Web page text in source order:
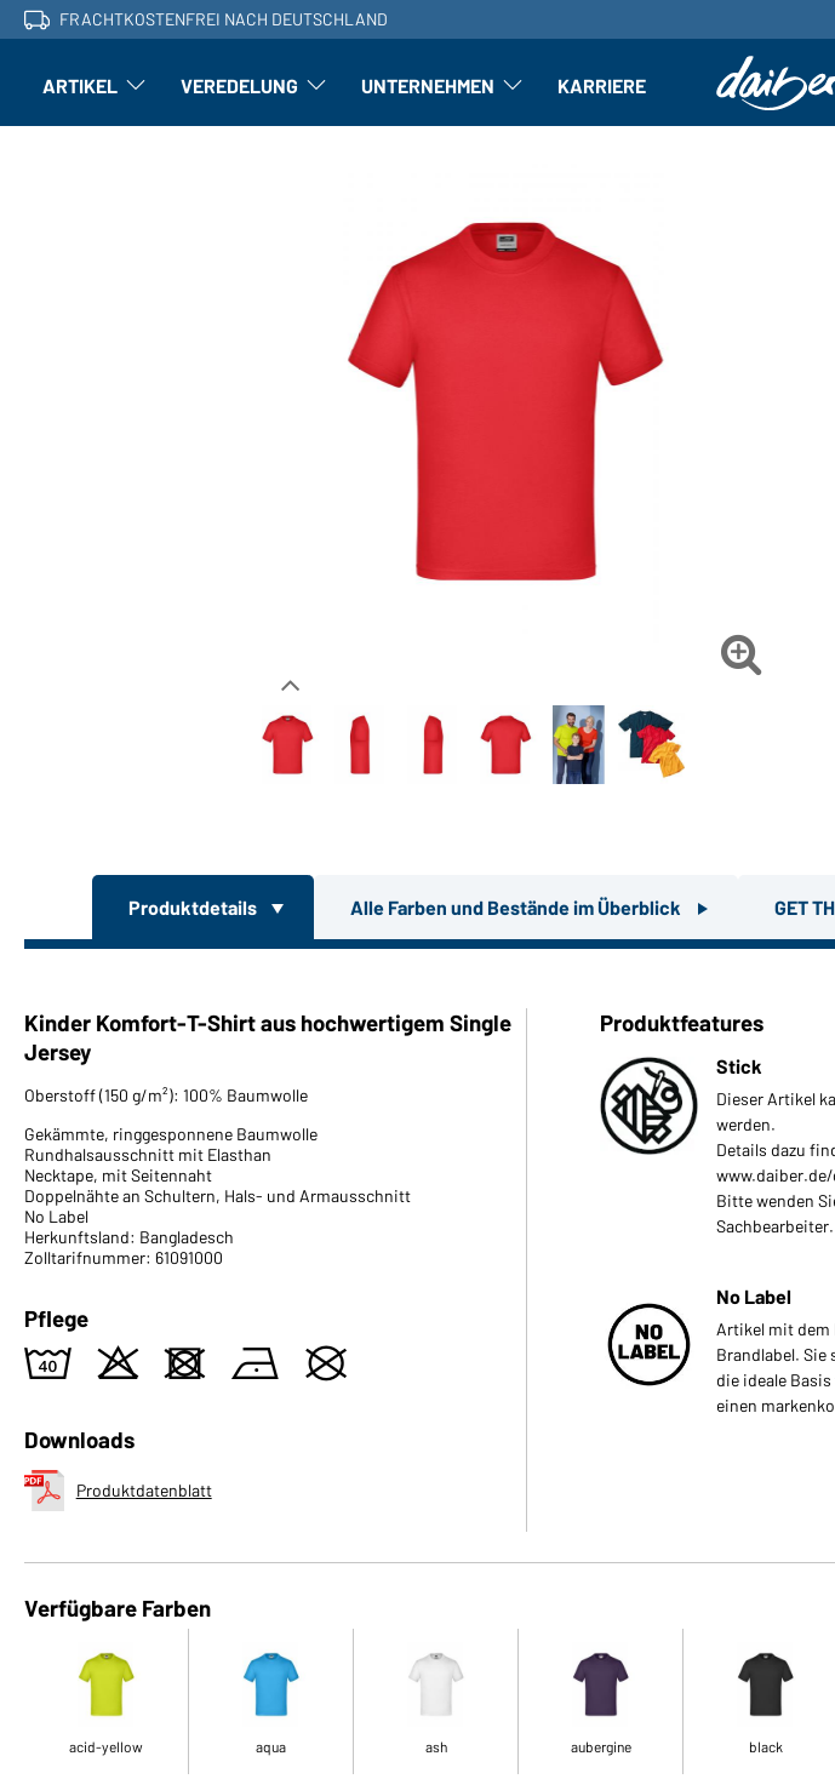
FRACHTKOSTENFREI NACH DEUTSCHLAND
ARTIKEL Artikel: Untermenü öffnen
VEREDELUNG Veredelung: Untermenü öffnen
UNTERNEHMEN Unternehmen: Untermenü öffnen
KARRIERE

Produktdetails Alle Farben und Bestände im Überblick GET
Kinder Komfort-T-Shirt aus hochwertigem Single
Jersey
Oberstoff (150 g/m²): 100% Baumwolle
Gekämmte, ringgesponnene Baumwolle
Rundhalsausschnitt mit Elasthan
Necktape, mit Seitennaht
Doppelnähte an Schultern, Hals- und Armausschnitt
No Label
Herkunftsland: Bangladesch
Zolltarifnummer: 61091000
Pflege
8 o d n U
Downloads
Produktdatenblatt
Produktfeatures
Stick
Dieser Artikel
werden.
Details dazu
Bitte wenden
Sachbearbeiter.
No Label
Artikel mit dem
Brandlabel. Sie
die ideale
einen
Verfügbare Farben
acid-yellow aqua ash aubergine black